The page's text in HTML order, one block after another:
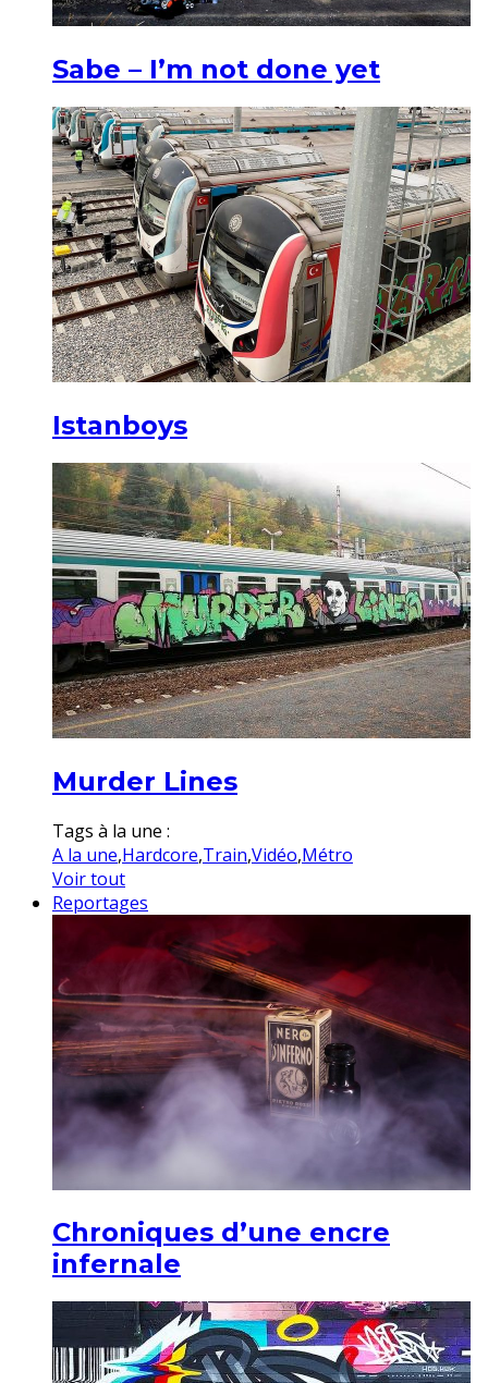
Sabe – I’m not done yet
Istanboys
Murder Lines
Tags à la une :
A la une,Hardcore,Train,Vidéo,Métro
Voir tout
Reportages
Chroniques d’une encre
infernale